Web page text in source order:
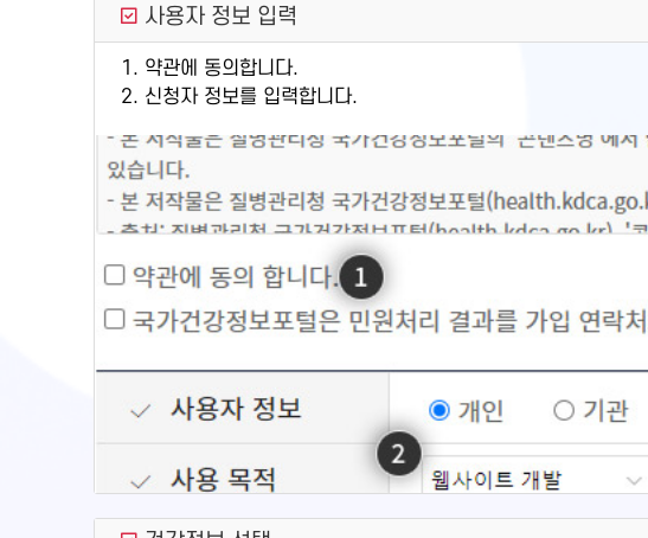
사용자 정보 입력
1. 약관에 동의합니다.
2. 신청자 정보를 입력합니다.